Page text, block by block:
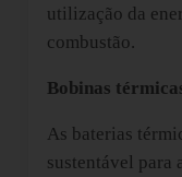
utilização da
combustão.
Bobinas
As baterias
sustentável para